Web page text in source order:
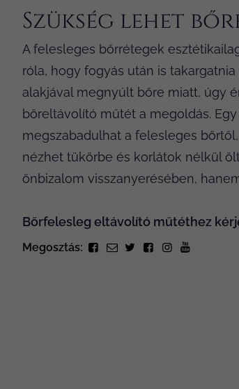
Szükség lehet
A felesleges bőrrétegek
róla, hogy fogyás után is
alakjával megnyúlt bőre miatt, úgy
bőreltávolító műtét a megoldás. Egy
megszabadulhat a felesleges
nézhet tükörbe és korlátok nélkül
önbizalom visszanyerésében,
Bőrfelesleg eltávolító műtéthez
Megosztás: